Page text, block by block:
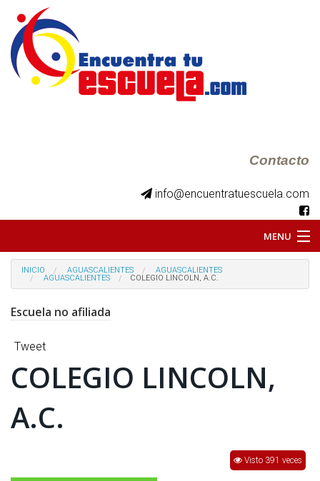
Contacto
info@encuentratuescuela.com
MENU
INICIO
CONTRATA PUBLICIDAD
INICIO AGUASCALIENTES
AGUASCALIENTES
AGUASCALIENTES
COLEGIO LINCOLN, A.C.
Escuela no afiliada
Tweet
COLEGIO LINCOLN,
A.C.
Visto 391 veces